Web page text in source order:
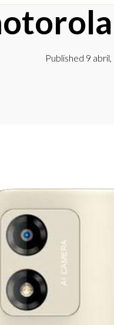
Published 9